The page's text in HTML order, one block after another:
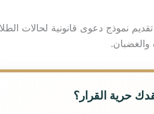
نموذج دعوى قانونية لحالات
حرية القرار؟